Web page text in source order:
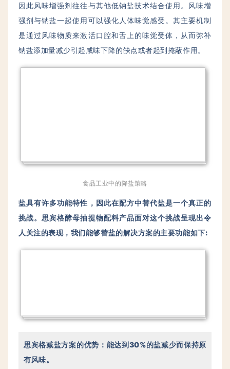
因此风味增强剂往往与其他低钠盐技术结合使用。 风味增
强剂与钠盐一起使用可以强化人体味觉感受。其主要机制
是通过风味物质来激活口腔和舌上的味觉受体，从而弥补
钠盐添加量减少引起咸味下降的缺点或者起到掩蔽作用。
食品工业中的降盐策略
盐具有许多功能特性，因此在配方中替代盐是一个真正的
挑战。思宾格酵母抽提物配料产品面对这个挑战呈现出令
人关注的表现，我们能够替盐的解决方案的主要功能如下:
思宾格减盐方案的优势：能达到30%的盐减少而保持原
有风味。